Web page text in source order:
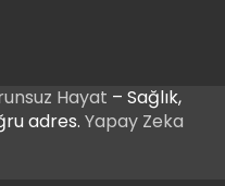
Hayat – Sağlık,
adres. Yapay Zeka